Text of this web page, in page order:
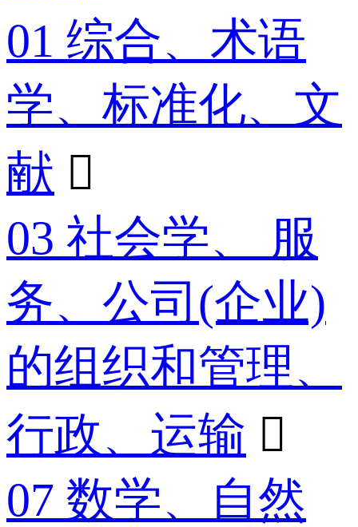
01 综合、术语
学、标准化、文
献 
03 社会学、 服
务、公司(企业)
的组织和管理、
行政、运输 
07 数学、自然